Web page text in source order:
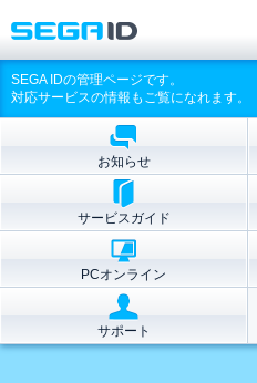
SEGA IDの管理ページです。
対応サービスの情報もご覧になれます。
お知らせ
サービスガイド
PCオンライン
サポート